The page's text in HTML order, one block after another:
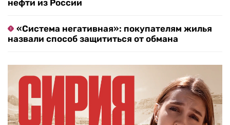
нефти из России
«Система негативная»: покупателям жилья
назвали способ защититься от обмана